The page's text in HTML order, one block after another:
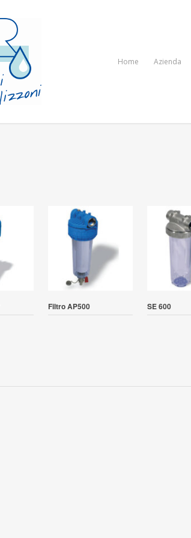
Home Azienda
Filtro AP500 SE 600